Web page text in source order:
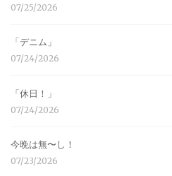
07/25/2026
「デニム」
07/24/2026
「休日！」
07/24/2026
今晩は無〜し！
07/23/2026